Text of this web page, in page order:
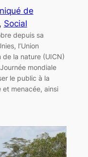
de
Social
depuis sa
l’Union
la nature (UICN)
mondiale
le public à la
menacée, ainsi